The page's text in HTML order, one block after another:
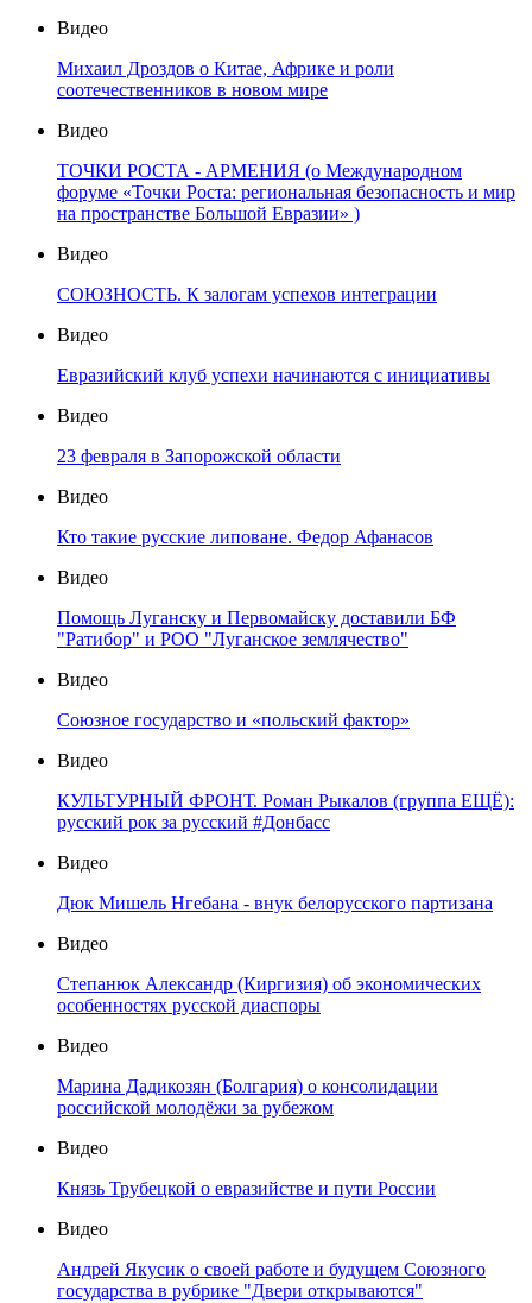
Видео
Михаил Дроздов о Китае, Африке и роли
соотечественников в новом мире
Видео
ТОЧКИ РОСТА - АРМЕНИЯ (о Международном
форуме «Точки Роста: региональная безопасность и мир
на пространстве Большой Евразии» )
Видео
СОЮЗНОСТЬ. К залогам успехов интеграции
Видео
Евразийский клуб успехи начинаются с инициативы
Видео
23 февраля в Запорожской области
Видео
Кто такие русские липоване. Федор Афанасов
Видео
Помощь Луганску и Первомайску доставили БФ
"Ратибор" и РОО "Луганское землячество"
Видео
Союзное государство и «польский фактор»
Видео
КУЛЬТУРНЫЙ ФРОНТ. Роман Рыкалов (группа ЕЩЁ):
русский рок за русский #Донбасс
Видео
Дюк Мишель Нгебана - внук белорусского партизана
Видео
Степанюк Александр (Киргизия) об экономических
особенностях русской диаспоры
Видео
Марина Дадикозян (Болгария) о консолидации
российской молодёжи за рубежом
Видео
Князь Трубецкой о евразийстве и пути России
Видео
Андрей Якусик о своей работе и будущем Союзного
государства в рубрике "Двери открываются"